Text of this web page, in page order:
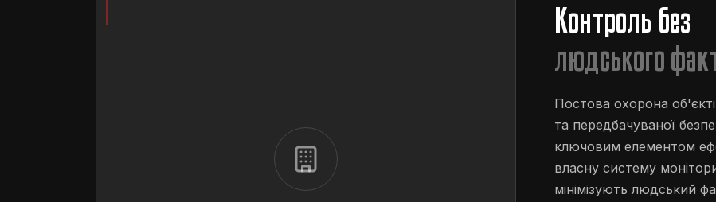
Контроль без
людського
Постова охорона
та передбачуваної
ключовим елементом
власну систему
мінімізують людський